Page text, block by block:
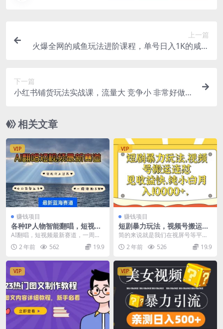
上一篇
火爆全网的咸鱼玩法进阶课程，单号日入1K的咸鱼
下一篇
小红书铺货玩法实战课，流量大 竞争小 非常好做
相关文章
VIP
赚钱项目
各种IP人物智能翻唱，短视频
领域新风口，一周轻松涨粉5
W，快速起号
AI翻唱，短视频最新赛道，一周轻
松涨粉5W，小白即可上手，轻松月
入过万 这类视频...
2 年前 562 19.9
VIP
赚钱项目
短剧暴力玩法，视频号搬运连
怼，见收益快，纯小白月入1w
简的来说就是我们在视屏号等平台
发布短剧视频但是视频都没有结局
从而吸引用户观看后续...
2 年前 526 19.9
VIP VIP